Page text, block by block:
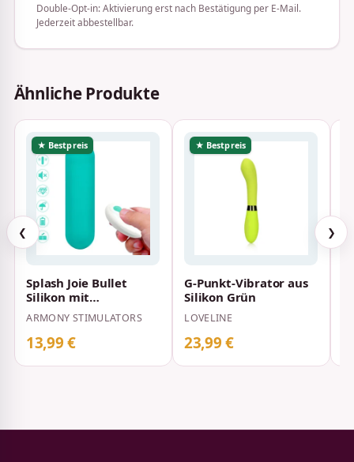
Double-Opt-in: Aktivierung erst nach Bestätigung per E-Mail.
Jederzeit abbestellbar.
Ähnliche Produkte
❮
★ Bestpreis
Splash Joie Bullet
Silikon mit
Fernbedienung Grün
7,5 x 1,9 cm
ARMONY STIMULATORS
13,99 €
★ Bestpreis
G-Punkt-Vibrator aus
Silikon Grün
LOVELINE
23,99 €
❯